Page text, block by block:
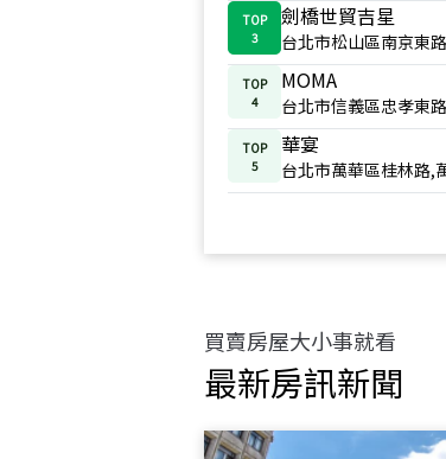
TOP
3
劍橋世貿吉星
台北市松山區南京東
TOP
4
MOMA
台北市信義區忠孝東
TOP
5
華宴
台北市萬華區桂林路,
買賣房屋大小事就看
最新房訊新聞